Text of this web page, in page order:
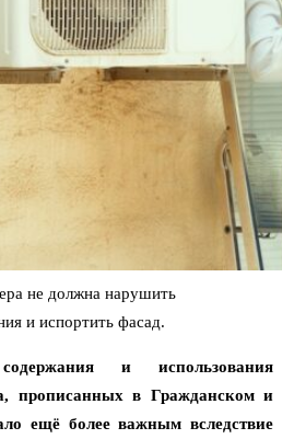
не должна нарушить
и испортить фасад.
и использования
прописанных в Гражданском и
ещё более важным вследствие